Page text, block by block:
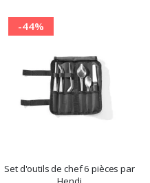
-44%
Set d'outils de chef 6 pièces par